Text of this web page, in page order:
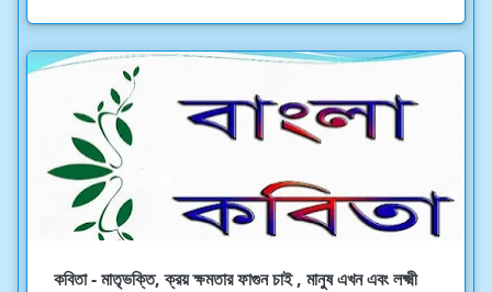
কবিতা - মাতৃভক্তি, ক্রয় ক্ষমতার ফাগুন চাই , মানুষ এখন এবং লক্ষ্মী